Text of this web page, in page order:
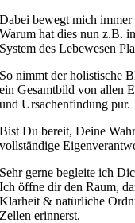
Dabei bewegt mich immer
Warum hat dies nun z.B.
System des Lebewesen
So nimmt der holistische
ein Gesamtbild von allen
und Ursachenfindung pur.
Bist Du bereit, Deine
vollständige
Sehr gerne begleite ich
Ich öffne dir den Raum,
Klarheit & natürliche
Zellen erinnerst.